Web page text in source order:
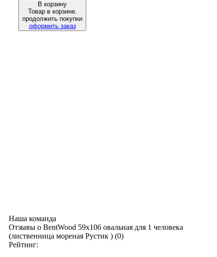
В корзину
Товар в корзине.
продолжить покупки
оформить заказ
Наша команда
Отзывы о BentWood 59х106 овальная для 1 человека
(лиственница мореная Рустик ) (0)
Рейтинг: